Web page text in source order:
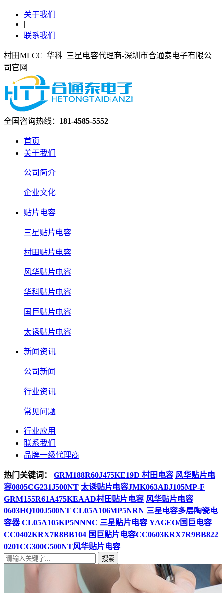
关于我们
|
联系我们
村田MLCC_华科_三星电容代理商-深圳市合通泰电子有限公
司官网
全国咨询热线： 181-4585-5552
首页
关于我们
公司简介
企业文化
贴片电容
三星贴片电容
村田贴片电容
风华贴片电容
华科贴片电容
国巨贴片电容
太诱贴片电容
新闻资讯
公司新闻
行业资讯
常见问题
行业应用
联系我们
品牌一级代理商
热门关键词： GRM188R60J475KE19D 村田电容 风华贴片电
容0805CG231J500NT 太诱贴片电容JMK063ABJ105MP-F
GRM155R61A475KEAAD村田贴片电容 风华贴片电容
0603HQ100J500NT CL05A106MP5NRN 三星电容多层陶瓷电
容器 CL05A105KP5NNNC 三星贴片电容 YAGEO/国巨电容
CC0402KRX7R8BB104 国巨贴片电容CC0603KRX7R9BB822
0201CG300G500NT风华贴片电容
搜索